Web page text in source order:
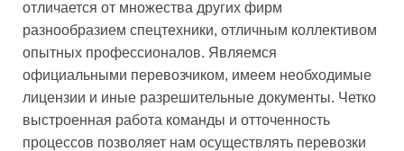
отличается от множества других фирм
разнообразием спецтехники, отличным коллективом
опытных профессионалов. Являемся
официальными перевозчиком, имеем необходимые
лицензии и иные разрешительные документы. Четко
выстроенная работа команды и отточенность
процессов позволяет нам осуществлять перевозки